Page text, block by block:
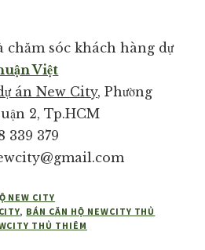
chăm sóc khách hàng dự
Việt
án New City, Phường
2, Tp.HCM
339 379
NEW CITY
, BÁN CĂN HỘ NEWCITY THỦ
THỦ THIÊM